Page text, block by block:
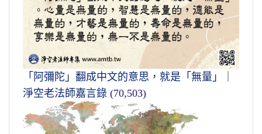
「阿彌陀」翻成中文的意思，就是「無量」｜
淨空老法師嘉言錄 (70,503)